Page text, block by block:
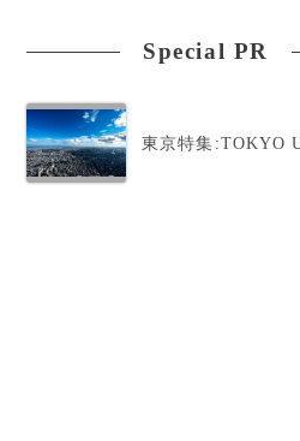
Special PR
東京特集:TOKYO